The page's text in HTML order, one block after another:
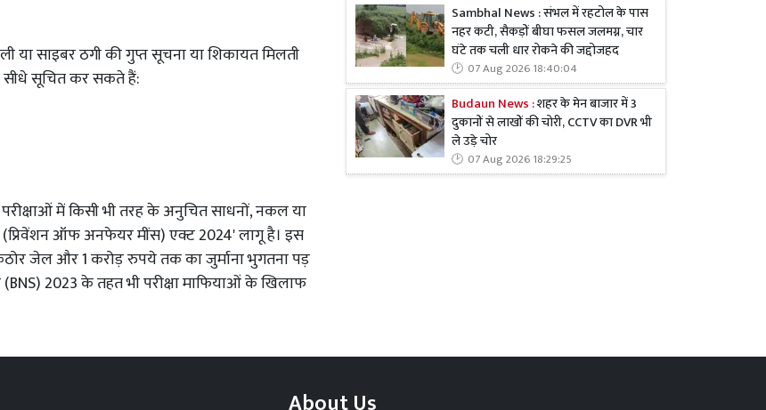
या साइबर ठगी की गुप्त सूचना या शिकायत मिलती
सीधे सूचित कर सकते हैं:
में किसी भी तरह के अनुचित साधनों, नकल या
ऑफ अनफेयर मींस) एक्ट 2024' लागू है। इस
जेल और 1 करोड़ रुपये तक का जुर्माना भुगतना पड़
2023 के तहत भी परीक्षा माफियाओं के खिलाफ
Sambhal News : संभल में रहटोल के पास
नहर कटी, सैकड़ों बीघा फसल जलमग्न, चार
घंटे तक चली धार रोकने की जद्दोजहद
07 Aug 2026 18:40:04
Budaun News :शहर के मेन बाजार में 3
दुकानों से लाखों की चोरी, CCTV का DVR भी
ले उड़े चोर
07 Aug 2026 18:29:25